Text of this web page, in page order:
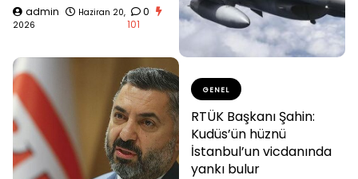
admin
Haziran 20,
2026
0
101
GENEL
RTÜK Başkanı Şahin:
Kudüs’ün hüznü
İstanbul’un vicdanında
yankı bulur